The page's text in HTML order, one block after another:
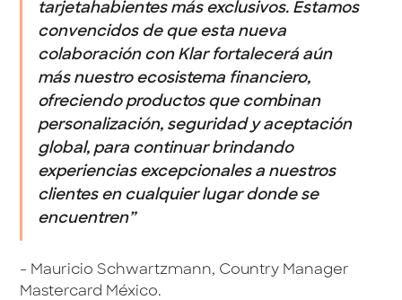
tarjetahabientes más exclusivos. Estamos
convencidos de que esta nueva
colaboración con Klar fortalecerá aún
más nuestro ecosistema financiero,
ofreciendo productos que combinan
personalización, seguridad y aceptación
global, para continuar brindando
experiencias excepcionales a nuestros
clientes en cualquier lugar donde se
encuentren”
- Mauricio Schwartzmann, Country Manager
Mastercard México.